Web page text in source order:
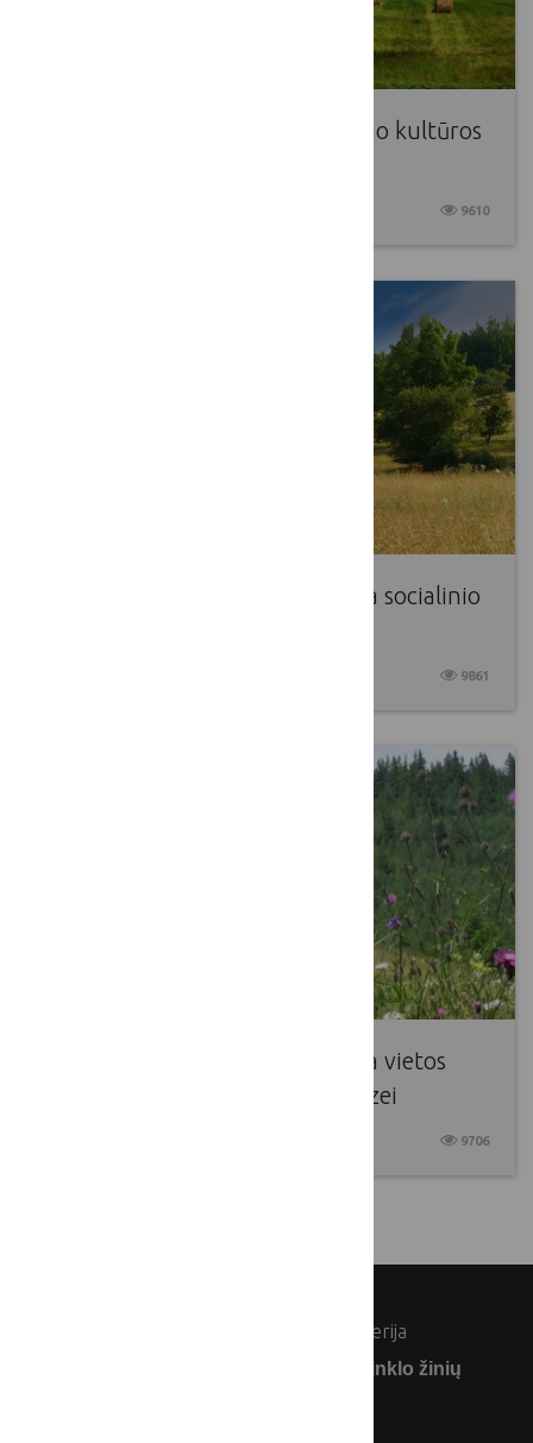
LKT laikinoji darbo grupė „Kaimo kultūros
9610
LKT laikinoji darbo grupė, skirta socialinio
9861
LKT laikinoji darbo grupė, skirta vietos
plėtros strategijų kokybės analizei
9706
© Lietuvos Respublikos žemės ūkio ministerija
Užsiprenumeruokite Lietuvos kaimo tinklo žinių